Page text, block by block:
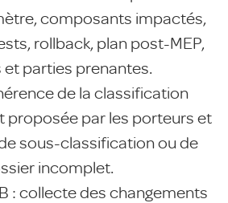
composants impactés,
rollback, plan post-MEP,
parties prenantes.
de la classification
proposée par les porteurs et
sous-classification ou de
incomplet.
: collecte des changements